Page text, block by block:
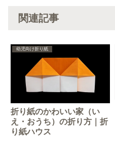
関連記事
幼児向け折り紙
折り紙のかわいい家（い
え・おうち）の折り方｜折
り紙ハウス